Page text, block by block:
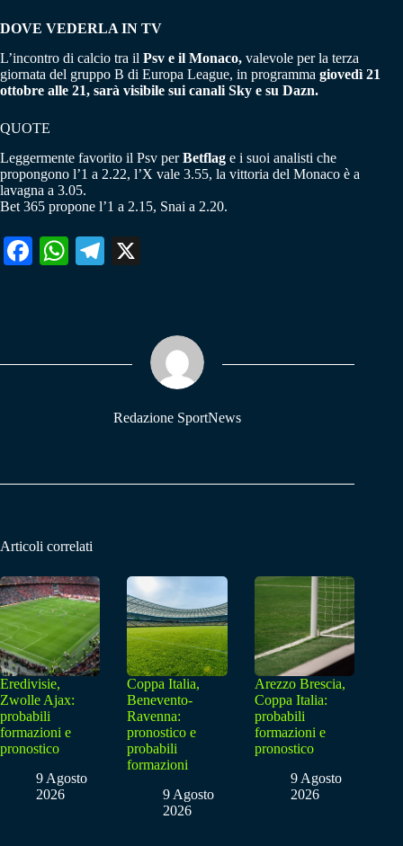
DOVE VEDERLA IN TV
L’incontro di calcio tra il Psv e il Monaco, valevole per la terza
giornata del gruppo B di Europa League, in programma giovedì 21
ottobre alle 21, sarà visibile sui canali Sky e su Dazn.
QUOTE
Leggermente favorito il Psv perBetflag e i suoi analisti che
propongono l’1 a 2.22, l’X vale 3.55, la vittoria del Monaco è a
lavagna a 3.05.
Bet 365 propone l’1 a 2.15, Snai a 2.20.
Fa W
pp
Te
m
Redazione SportNews
Articoli correlati
Eredivisie,
Zwolle Ajax:
probabili
formazioni e
pronostico
9 Agosto
2026
Coppa Italia,
Benevento-
Ravenna:
pronostico e
probabili
formazioni
9 Agosto
2026
Arezzo Brescia,
Coppa Italia:
probabili
formazioni e
pronostico
9 Agosto
2026